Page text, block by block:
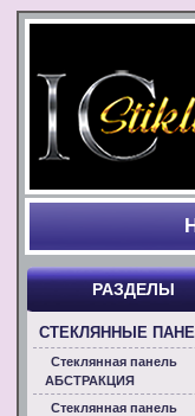
РАЗДЕЛЫ
СТЕКЛЯННЫЕ
Стеклянная панель
АБСТРАКЦИЯ
Стеклянная панель